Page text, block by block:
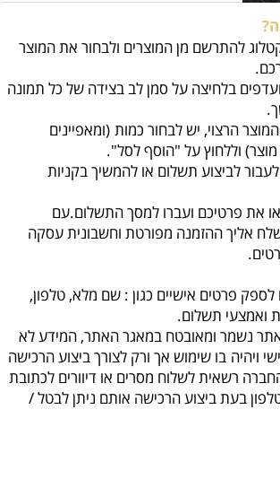
להתרשם מן המוצרים ולבחור את המוצר
בלחיצה על סמן לב בצידה של כל תמונה
הרצוי, יש לבחור כמות (ומאפיינים
וללחוץ על "הוסף לסל".
לביצוע תשלום או להמשיך בקניות
את פרטיכם ועברו למסך התשלום.עם
אליך ההזמנה מפורטת וחשבונית עסקה
פרטים אישיים כגון : שם מלא, טלפון,
ואמצעי תשלום.
נשמר ומאובטח במאגר האתר, המידע לא
ויהיה בו שימוש אך ורק לצורך ביצוע הרכישה
רשאית לשלוח מסרים או דיוורים לכתובת
בעת ביצוע הרכישה אותם ניתן לבטל /